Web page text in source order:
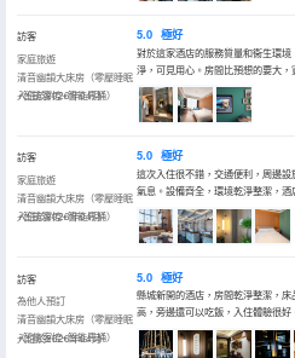
訪客
家庭旅遊
清音幽韻大床房（零壓睡眠
+智能客控+智能馬桶）
入住於2026年04月
5.0 極好
對於這家酒店的服務質量和衞生環
淨，可見用心。房間比預想的要大，
訪客
家庭旅遊
清音幽韻大床房（零壓睡眠
+智能客控+智能馬桶）
入住於2026年04月
5.0 極好
這次入住很不錯，交通便利，周邊
氣息。設備齊全，環境乾淨整潔，
訪客
為他人預訂
清音幽韻大床房（零壓睡眠
+智能客控+智能馬桶）
入住於2026年04月
5.0 極好
縣城新開的酒店，房間乾淨整潔，
高，旁邊還可以吃飯，入住體驗很好